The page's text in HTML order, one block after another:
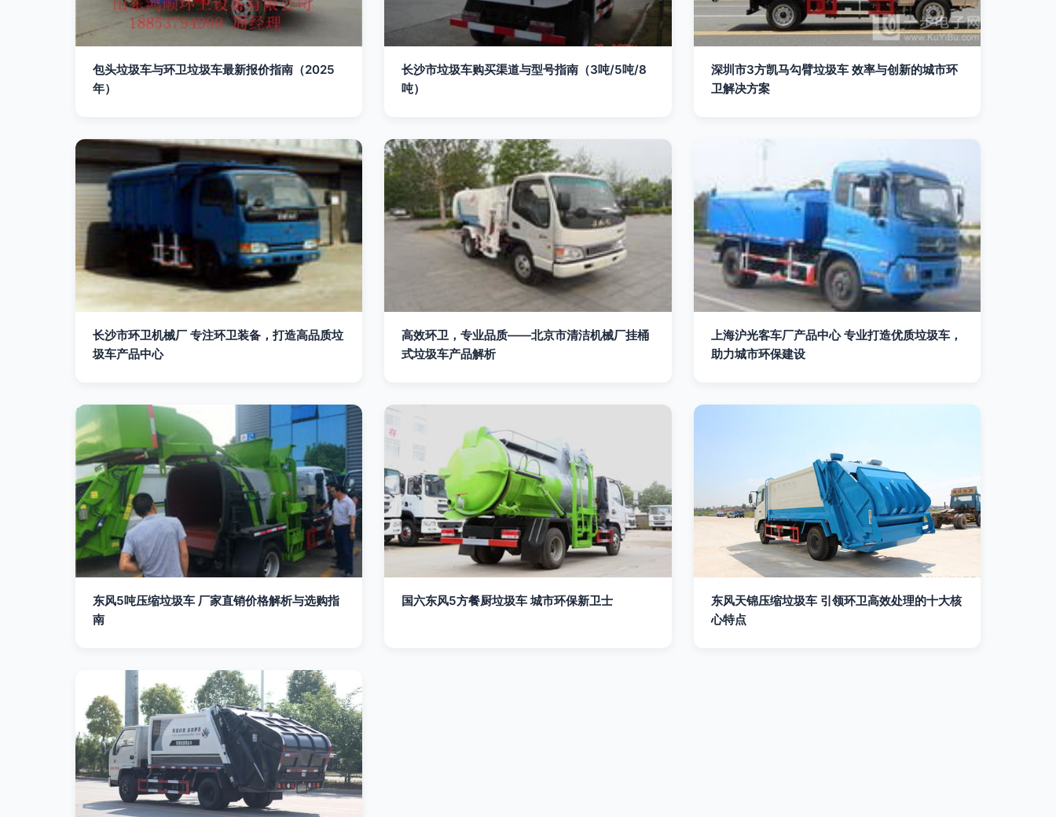
包头垃圾车与环卫垃圾车最新报价指南（2025
年）
长沙市垃圾车购买渠道与型号指南（3吨/5吨/8
吨）
深圳市3方凯马勾臂垃圾车 效率与创新的城市环
卫解决方案
长沙市环卫机械厂 专注环卫装备，打造高品质垃
圾车产品中心
高效环卫，专业品质——北京市清洁机械厂挂桶
式垃圾车产品解析
上海沪光客车厂产品中心 专业打造优质垃圾车，
助力城市环保建设
东风5吨压缩垃圾车 厂家直销价格解析与选购指
南
国六东风5方餐厨垃圾车 城市环保新卫士
东风天锦压缩垃圾车 引领环卫高效处理的十大核
心特点